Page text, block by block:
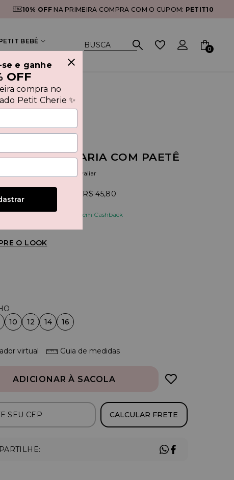
10% OFFNA PRIMEIRA COMPRA COM O CUPOM: PETIT10
BEBÊ
0
ALAFAIATARIA COM PAETÊ
Seja o primeiro a avaliar
R$ 45,80
e receba de volta R$ 11,45 em Cashback
O LOOK
10 12 14 16
virtual Guia de medidas
ADICIONAR À SACOLA
CALCULAR FRETE
e ganhe
OFF
compra no
Petit Cherie ✨